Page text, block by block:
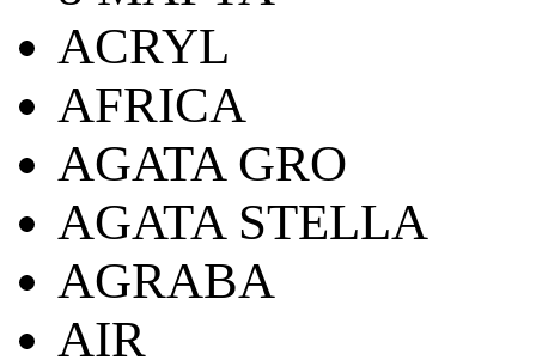
ACRYL
AFRICA
AGATA GRO
AGATA STELLA
AGRABA
AIR